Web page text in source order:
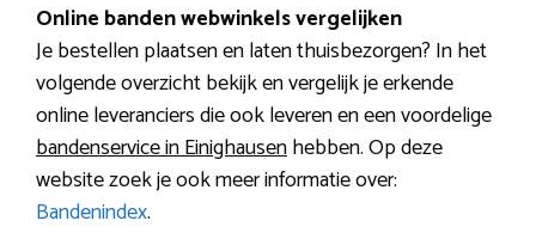
Online banden webwinkels vergelijken
Je bestellen plaatsen en laten thuisbezorgen? In het
volgende overzicht bekijk en vergelijk je erkende
online leveranciers die ook leveren en een voordelige
bandenservice in Einighausenhebben. Op deze
website zoek je ook meer informatie over:
Bandenindex.